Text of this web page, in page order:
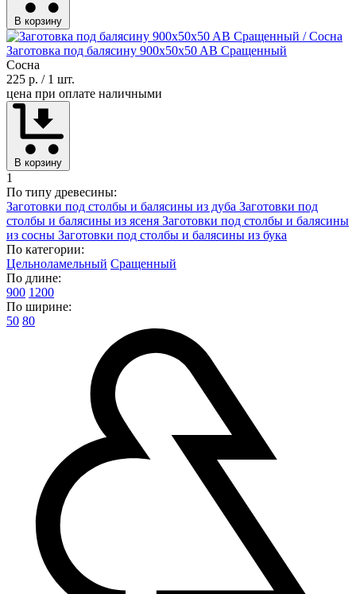
В корзину
Заготовка под балясину 900x50x50 AB Сращенный
Сосна
225 р. / 1 шт.
цена при оплате наличными
В корзину
1
По типу древесины:
Заготовки под столбы и балясины из дуба Заготовки под
столбы и балясины из ясеня Заготовки под столбы и балясины
из сосны Заготовки под столбы и балясины из бука
По категории:
Цельноламельный Сращенный
По длине:
900 1200
По ширине:
50 80